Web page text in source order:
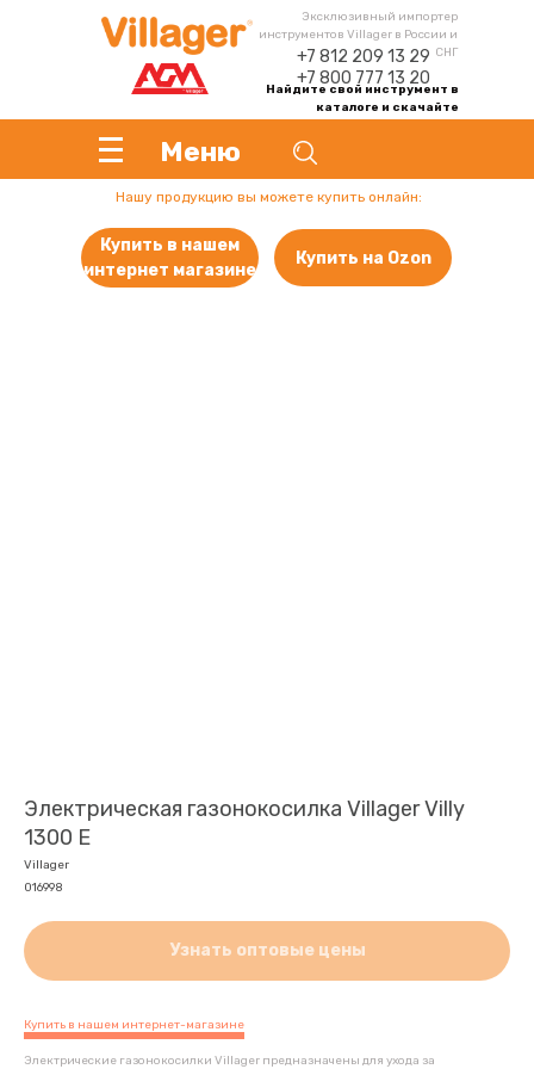
Эксклюзивный импортер
инструментов Villager в России и
СНГ
Найдите свой инструмент в
каталоге и скачайте
+7 812 209 13 29
+7 800 777 13 20
Меню
Нашу продукцию вы можете купить онлайн:
Купить в нашем
интернет магазине
Купить на Ozon
Электрическая газонокосилка Villager Villy
1300 E
Villager
016998
Узнать оптовые цены
Купить в нашем интернет-магазине
Электрические газонокосилки Villager предназначены для ухода за